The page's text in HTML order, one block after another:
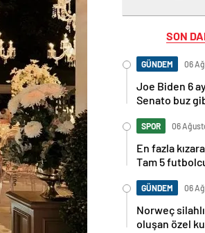
SON
GÜNDEM 06
Joe Biden 6
Senato buz
SPOR 06
En fazla
Tam 5
GÜNDEM 06
Norweç
oluşan özel